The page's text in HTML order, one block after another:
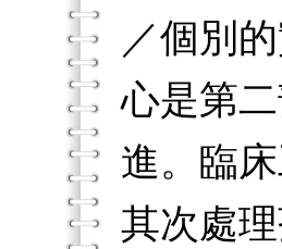
／個別
心是第
進。臨
其次處